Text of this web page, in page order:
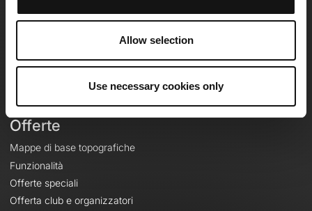
Allow selection
Use necessary cookies only
Riguardo a
Offerte
Mappe di base topografiche
Funzionalità
Offerte speciali
Offerta club e organizzatori